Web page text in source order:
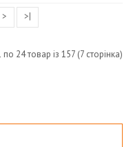
> >|
24 товар із 157 (7 сторінка)